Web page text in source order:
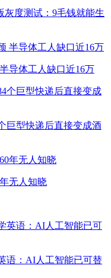
灰度测试：9毛钱就能生
导体工人缺口近16万
巨型快递后直接变成酒
无人知晓
语：AI人工智能已可替